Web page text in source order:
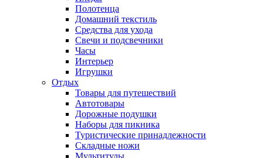
Полотенца
Домашний текстиль
Средства для ухода
Свечи и подсвечники
Часы
Интерьер
Игрушки
Отдых
Товары для путешествий
Автотовары
Дорожные подушки
Наборы для пикника
Туристические принадлежности
Складные ножи
Мультитулы